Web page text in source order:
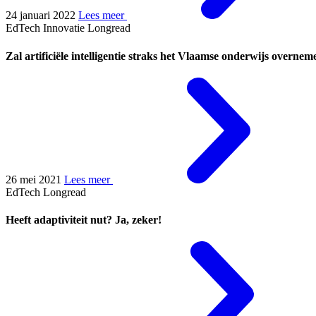
24 januari 2022 Lees meer
EdTech Innovatie Longread
Zal artificiële intelligentie straks het Vlaamse onderwijs
26 mei 2021 Lees meer
EdTech Longread
Heeft adaptiviteit nut? Ja, zeker!